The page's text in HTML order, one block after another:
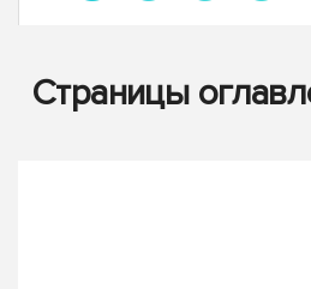
Страницы